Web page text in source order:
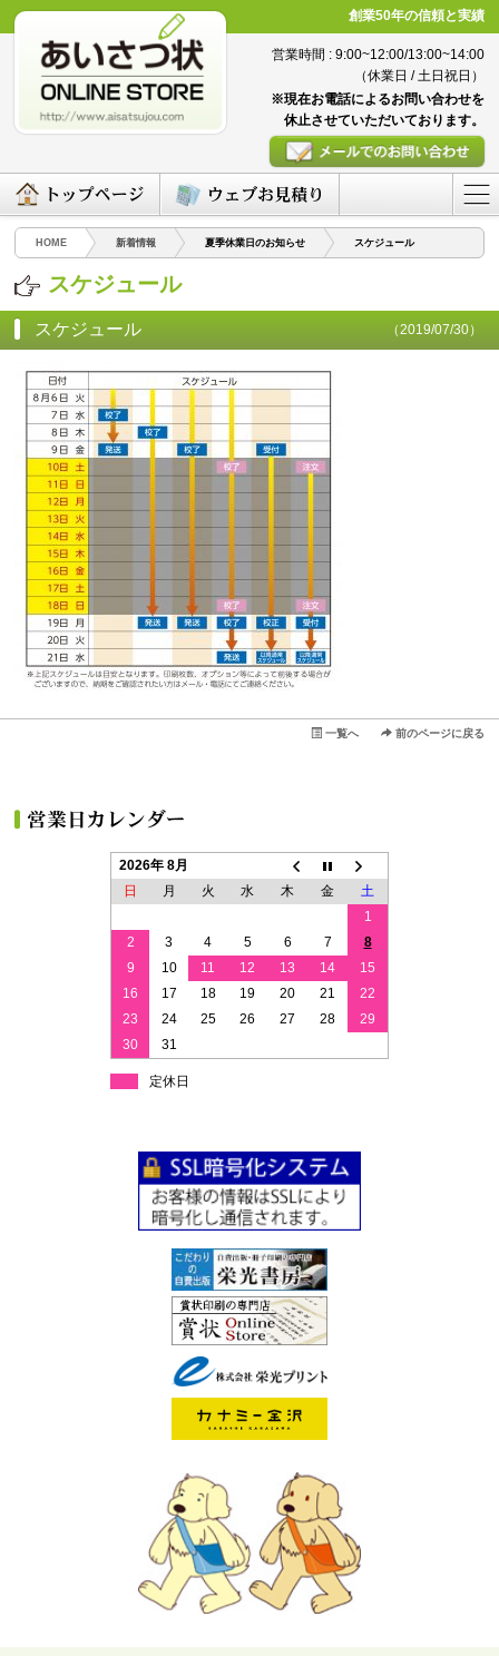
創業50年の信頼と実績
営業時間 : 9:00~12:00/13:00~14:00
（休業日 / 土日祝日）
※現在お電話によるお問い合わせを
休止させていただいております。
HOME 新着情報 夏季休業日のお知らせ スケジュール
スケジュール
スケジュール （2019/07/30）
一覧へ 前のページに戻る
2026年 8月
日
月 火 水 木 金
土
1
2
3 4 5 6 7
8
9
10 11 12 13 14
15
16
17 18 19 20 21
22
23
24 25 26 27 28
29
30
31
定休日